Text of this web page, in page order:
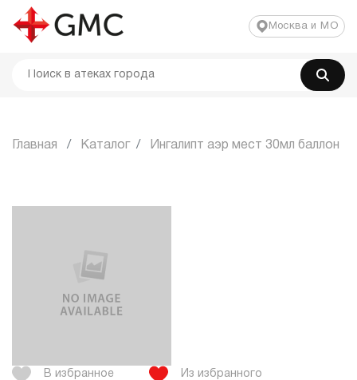
Москва и МО
Главная Каталог Ингалипт аэр мест 30мл баллон
В избранное Из избранного